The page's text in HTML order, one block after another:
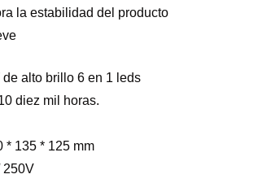
la estabilidad del producto
alto brillo 6 en 1 leds
diez mil horas.
* 135 * 125 mm
250V